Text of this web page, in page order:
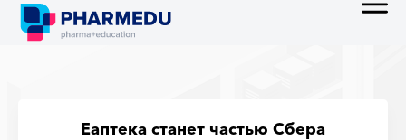
Еаптека станет частью Сбера